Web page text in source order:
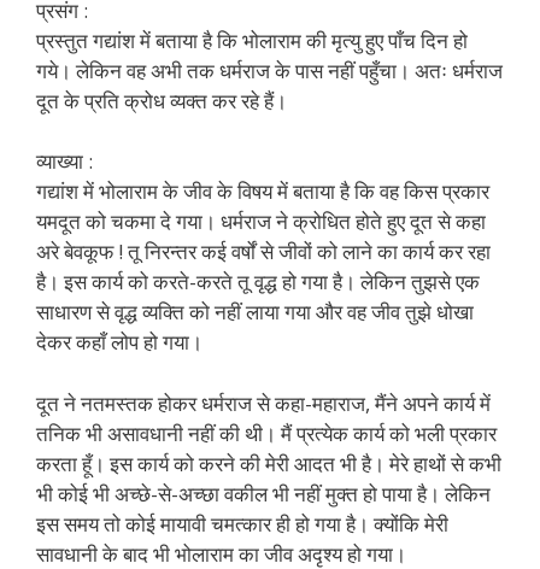
प्रसंग :
प्रस्तुत गद्यांश में बताया है कि भोलाराम की मृत्यु हुए पाँच दिन हो
गये। लेकिन वह अभी तक धर्मराज के पास नहीं पहुँचा। अतः धर्मराज
दूत के प्रति क्रोध व्यक्त कर रहे हैं।
व्याख्या :
गद्यांश में भोलाराम के जीव के विषय में बताया है कि वह किस प्रकार
यमदूत को चकमा दे गया। धर्मराज ने क्रोधित होते हुए दूत से कहा
अरे बेवकूफ ! तू निरन्तर कई वर्षों से जीवों को लाने का कार्य कर रहा
है। इस कार्य को करते-करते तू वृद्ध हो गया है। लेकिन तुझसे एक
साधारण से वृद्ध व्यक्ति को नहीं लाया गया और वह जीव तुझे धोखा
देकर कहाँ लोप हो गया।
दूत ने नतमस्तक होकर धर्मराज से कहा-महाराज, मैंने अपने कार्य में
तनिक भी असावधानी नहीं की थी। मैं प्रत्येक कार्य को भली प्रकार
करता हूँ। इस कार्य को करने की मेरी आदत भी है। मेरे हाथों से कभी
भी कोई भी अच्छे-से-अच्छा वकील भी नहीं मुक्त हो पाया है। लेकिन
इस समय तो कोई मायावी चमत्कार ही हो गया है। क्योंकि मेरी
सावधानी के बाद भी भोलाराम का जीव अदृश्य हो गया।